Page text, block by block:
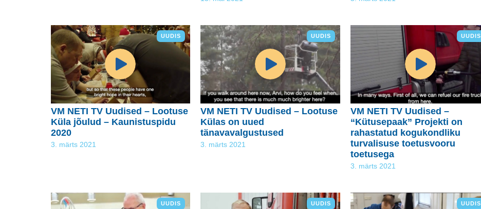
UUDIS
VM NETI TV Uudised – Lootuse
Küla jõulud – Kaunistuspidu
2020
3. märts 2021
UUDIS
VM NETI TV Uudised – Lootuse
Külas on uued
tänavavalgustused
3. märts 2021
UUDIS
VM NETI TV Uudised –
“Kütusepaak” Projekti on
rahastatud kogukondliku
turvalisuse toetusvooru
toetusega
3. märts 2021
UUDIS UUDIS UUDIS